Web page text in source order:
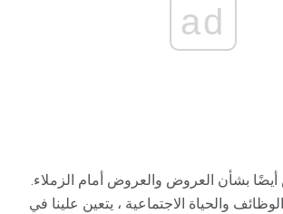
ad
أيضًا بشأن العروض والعروض أمام الزملاء.
والحياة الاجتماعية ، يتعين علينا في